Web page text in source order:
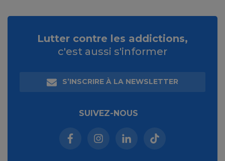
Lutter contre les addictions,
c'est aussi s'informer
S’INSCRIRE À LA NEWSLETTER
SUIVEZ-NOUS
Facebook (nouvelle fenêtre)
Instagram (nouvelle fenêtre)
Linkedin (nouvelle
Tiktok (nouvelle